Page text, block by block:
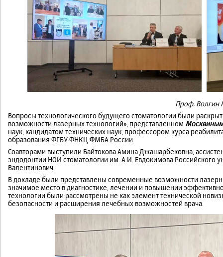
Проф. Волгин
Вопросы технологического будущего стоматологии были
возможности лазерных технологий», представленном
наук, кандидатом технических наук, профессором курса
образования ФГБУ ФНКЦ ФМБА России.
Соавторами выступили Байтокова Амина Джашарбековна,
эндодонтии НОИ стоматологии им. А.И. Евдокимова Российского
Валентинович.
В докладе были представлены современные возможности
значимое место в диагностике, лечении и повышении
технологии были рассмотрены не как элемент технической
безопасности и расширения лечебных возможностей врача.